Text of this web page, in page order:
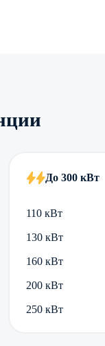
До 300 кВт
110 кВт
130 кВт
160 кВт
200 кВт
250 кВт